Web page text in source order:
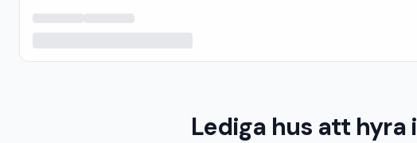
Lediga hus att